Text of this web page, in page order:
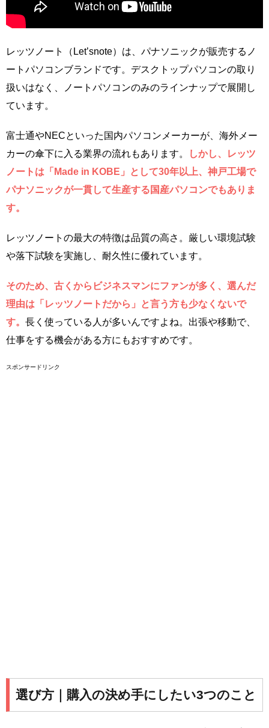
レッツノート（Let’snote）は、パナソニックが販売するノ
ートパソコンブランドです。デスクトップパソコンの取り
扱いはなく、ノートパソコンのみのラインナップで展開し
ています。
富士通やNECといった国内パソコンメーカーが、海外メー
カーの傘下に入る業界の流れもあります。
しかし、レッツ
ノートは「Made in KOBE」として30年以上、神戸工場で
パナソニックが一貫して生産する国産パソコンでもありま
す。
レッツノートの最大の特徴は品質の高さ。厳しい環境試験
や落下試験を実施し、耐久性に優れています。
そのため、古くからビジネスマンにファンが多く、選んだ
理由は「レッツノートだから」と言う方も少なくないで
す。 長く使っている人が多いんですよね。出張や移動で、
仕事をする機会がある方にもおすすめです。
スポンサードリンク
選び方｜購入の決め手にしたい3つのこと